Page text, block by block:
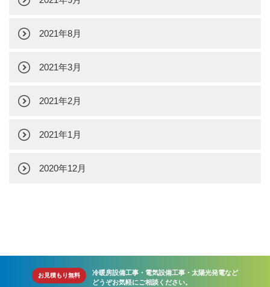
2021年8月
2021年3月
2021年2月
2021年1月
2020年12月
お見積もり無料
冷暖房設備工事・電気設備工事・太陽光発電など
どうぞお気軽にご相談ください。